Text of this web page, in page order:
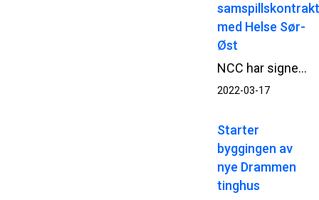
samspillskontrakt
med Helse Sør-
Øst
NCC har signert samspillskontrakt med Helse Sør-Øst RHF for utvikling av Ny sikkerhetspsykiatri på Ila i Bærum. Samspillsarbeidet starter opp umiddelbart.
2022-03-17
Starter
byggingen av
nye Drammen
tinghus